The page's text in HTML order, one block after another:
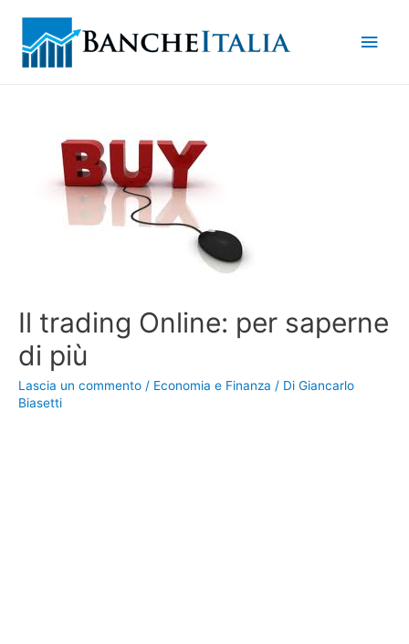
Il trading Online: per saperne
di più
Lascia un commento / Economia e Finanza / Di Giancarlo
Biasetti